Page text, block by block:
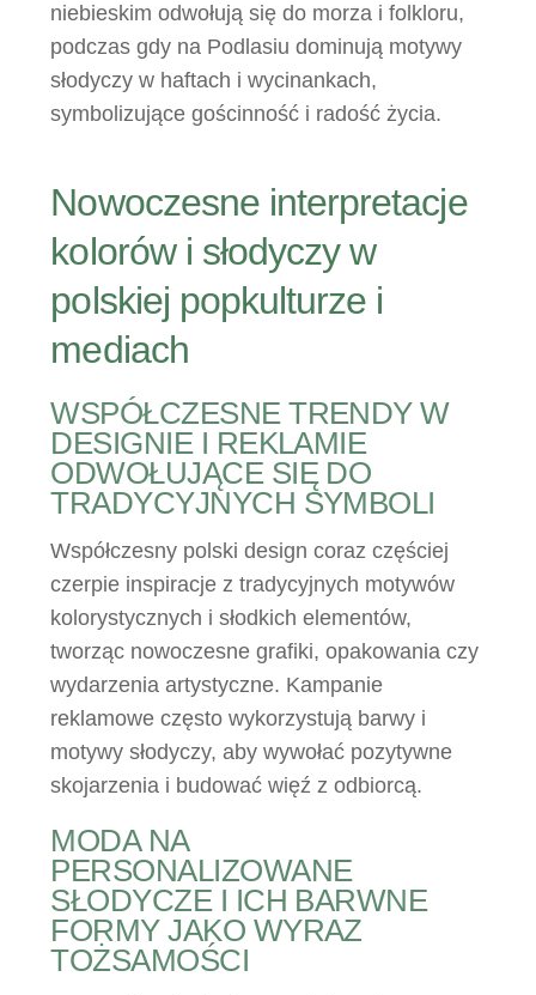
niebieskim odwołują się do morza i folkloru,
podczas gdy na Podlasiu dominują motywy
słodyczy w haftach i wycinankach,
symbolizujące gościnność i radość życia.
Nowoczesne interpretacje
kolorów i słodyczy w
polskiej popkulturze i
mediach
WSPÓŁCZESNE TRENDY W
DESIGNIE I REKLAMIE
ODWOŁUJĄCE SIĘ DO
TRADYCYJNYCH SYMBOLI
Współczesny polski design coraz częściej
czerpie inspiracje z tradycyjnych motywów
kolorystycznych i słodkich elementów,
tworząc nowoczesne grafiki, opakowania czy
wydarzenia artystyczne. Kampanie
reklamowe często wykorzystują barwy i
motywy słodyczy, aby wywołać pozytywne
skojarzenia i budować więź z odbiorcą.
MODA NA
PERSONALIZOWANE
SŁODYCZE I ICH BARWNE
FORMY JAKO WYRAZ
TOŻSAMOŚCI